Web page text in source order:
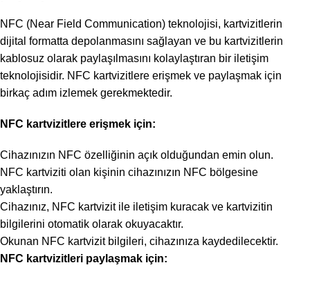
NFC (Near Field Communication) teknolojisi, kartvizitlerin
dijital formatta depolanmasını sağlayan ve bu kartvizitlerin
kablosuz olarak paylaşılmasını kolaylaştıran bir iletişim
teknolojisidir. NFC kartvizitlere erişmek ve paylaşmak için
birkaç adım izlemek gerekmektedir.
NFC kartvizitlere erişmek için:
Cihazınızın NFC özelliğinin açık olduğundan emin olun.
NFC kartviziti olan kişinin cihazınızın NFC bölgesine
yaklaştırın.
Cihazınız, NFC kartvizit ile iletişim kuracak ve kartvizitin
bilgilerini otomatik olarak okuyacaktır.
Okunan NFC kartvizit bilgileri, cihazınıza kaydedilecektir.
NFC kartvizitleri paylaşmak için: